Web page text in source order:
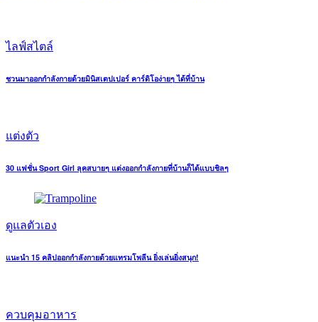
ไลฟ์สไตล์
ชวนมาออกกำลังกายด้วยมินิสเตปเปอร์ คาร์ดิโอง่ายๆ ได้ที่บ้าน
แต่งตัว
30 แฟชั่น Sport Girl ลุคสบายๆ แต่งออกกำลังกายที่บ้านก็ได้แบบชิลๆ
ดูแลตัวเอง
แนะนำ 15 คลิปออกกำลังกายด้วยแทรมโพลีน ยิ่งเล่นยิ่งสนุก!
ควบคุมอาหาร